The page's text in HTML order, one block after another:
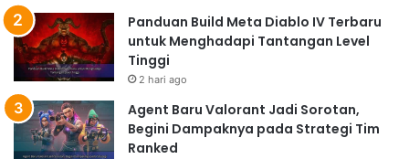
Panduan Build Meta Diablo IV Terbaru
untuk Menghadapi Tantangan Level
Tinggi
2 hari ago
Agent Baru Valorant Jadi Sorotan,
Begini Dampaknya pada Strategi Tim
Ranked